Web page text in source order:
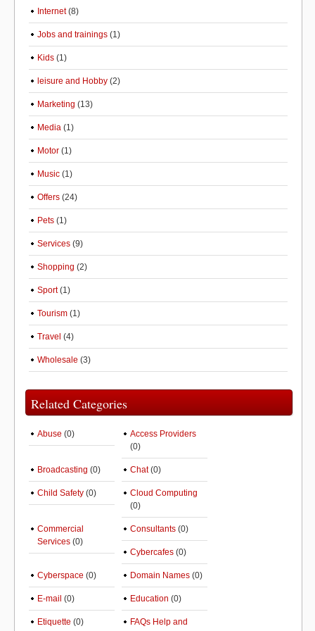
Internet(8)
Jobs and trainings (1)
Kids (1)
leisure and Hobby (2)
Marketing (13)
Media (1)
Motor (1)
Music (1)
Offers (24)
Pets (1)
Services (9)
Shopping (2)
Sport(1)
Tourism (1)
Travel (4)
Wholesale (3)
Related Categories
Abuse (0)
Access Providers
(0)
Broadcasting (0) Chat(0)
Child Safety (0)
Cloud Computing
(0)
Commercial
Services (0)
Consultants (0)
Cybercafes (0)
Cyberspace (0) Domain Names (0)
E-mail (0) Education (0)
Etiquette (0)
FAQs Help and